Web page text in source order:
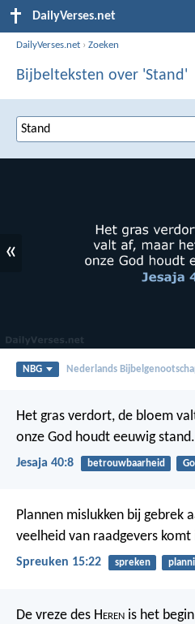
DailyVerses.net
DailyVerses.net ›Zoeken
Bijbelteksten over 'Stand'
«
NBG Nederlands
Het gras verdort, de bloem
onze God houdt eeuwig stand.
Jesaja 40:8 betrouwbaarheid
Plannen mislukken bij gebrek
veelheid van raadgevers
Spreuken 15:22 spreken
De vreze des Heren is het